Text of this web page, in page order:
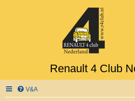
Renault 4 Club
V&A